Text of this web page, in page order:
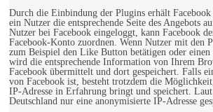
Durch die Einbindung der Plugins erhält
ein Nutzer die entsprechende Seite des Angebots
Nutzer bei Facebook eingeloggt, kann Facebook
Facebook-Konto zuordnen. Wenn Nutzer mit den
zum Beispiel den Like Button betätigen oder einen
wird die entsprechende Information von Ihrem
Facebook übermittelt und dort gespeichert. Falls
von Facebook ist, besteht trotzdem die
IP-Adresse in Erfahrung bringt und speichert.
Deutschland nur eine anonymisierte IP-Adresse